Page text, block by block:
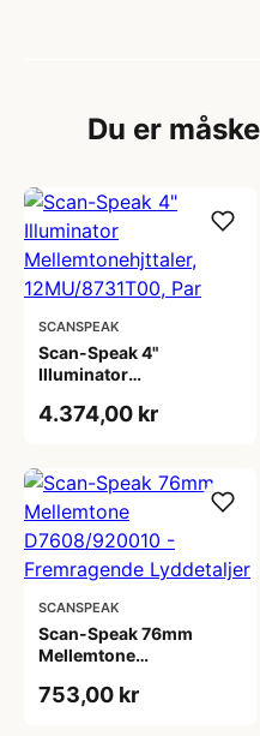
Du er
SCANSPEAK
Scan-Speak 4"
Illuminator
12MU/8731T00, Par
4.374,00 kr
SCANSPEAK
Scan-Speak 76mm
Mellemtone
Fremragende
753,00 kr